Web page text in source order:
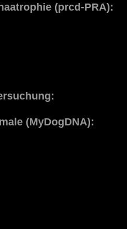
(prcd-PRA):
(MyDogDNA):